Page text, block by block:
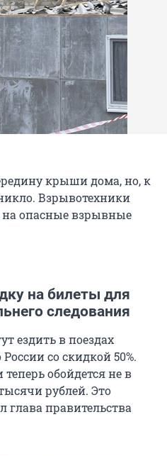
крыши дома, но, к
Взрывотехники
опасные взрывные
на билеты для
следования
ездить в поездах
со скидкой 50%.
обойдется не в
рублей. Это
глава правительства